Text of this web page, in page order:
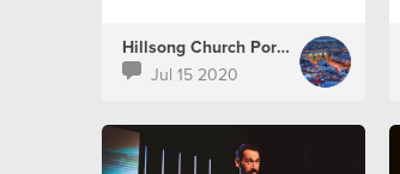
Hillsong Church Portugal
Jul 15 2020